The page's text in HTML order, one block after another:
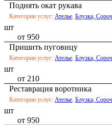
Поднять окат рукава
Категории услуг: Ателье, Блузка,
шт
от 950
Пришить пуговицу
Категории услуг: Ателье, Блузка,
шт
от 210
Реставрация воротника
Категории услуг: Ателье, Блузка,
шт
от 950